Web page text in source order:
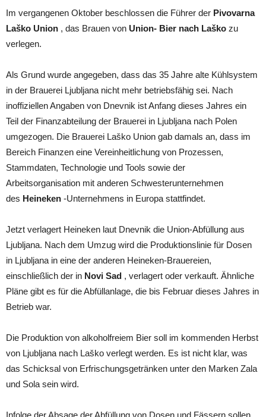
Im vergangenen Oktober beschlossen die Führer der Pivovarna
Laško Union , das Brauen von Union- Bier nach Laško zu
verlegen.
Als Grund wurde angegeben, dass das 35 Jahre alte Kühlsystem
in der Brauerei Ljubljana nicht mehr betriebsfähig sei. Nach
inoffiziellen Angaben von Dnevnik ist Anfang dieses Jahres ein
Teil der Finanzabteilung der Brauerei in Ljubljana nach Polen
umgezogen. Die Brauerei Laško Union gab damals an, dass im
Bereich Finanzen eine Vereinheitlichung von Prozessen,
Stammdaten, Technologie und Tools sowie der
Arbeitsorganisation mit anderen Schwesterunternehmen
des Heineken -Unternehmens in Europa stattfindet.
Jetzt verlagert Heineken laut Dnevnik die Union-Abfüllung aus
Ljubljana. Nach dem Umzug wird die Produktionslinie für Dosen
in Ljubljana in eine der anderen Heineken-Brauereien,
einschließlich der in Novi Sad , verlagert oder verkauft. Ähnliche
Pläne gibt es für die Abfüllanlage, die bis Februar dieses Jahres in
Betrieb war.
Die Produktion von alkoholfreiem Bier soll im kommenden Herbst
von Ljubljana nach Laško verlegt werden. Es ist nicht klar, was
das Schicksal von Erfrischungsgetränken unter den Marken Zala
und Sola sein wird.
Infolge der Absage der Abfüllung von Dosen und Fässern sollen